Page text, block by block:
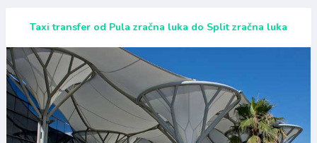
Taxi transfer od Pula zračna luka do Split zračna luka